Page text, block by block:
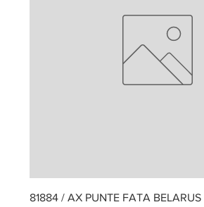
81884 / AX PUNTE FATA BELARUS